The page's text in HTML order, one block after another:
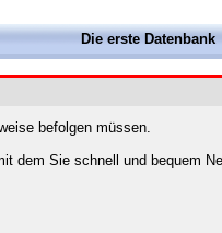
Die erste Datenbank
befolgen müssen.
dem Sie schnell und bequem